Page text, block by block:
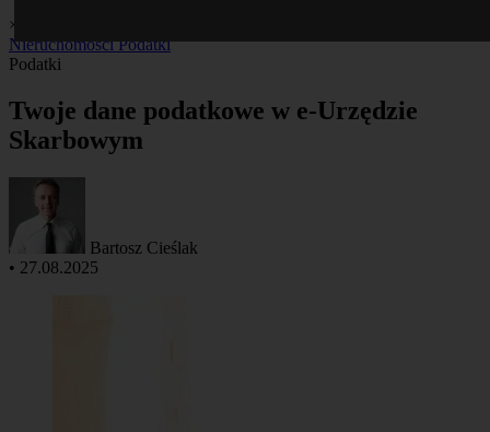
×
NieruchomościPodatki
Podatki
Twoje dane podatkowe w e-Urzędzie
Skarbowym
Bartosz Cieślak
• 27.08.2025